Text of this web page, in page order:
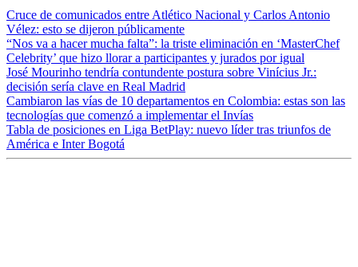
Cruce de comunicados entre Atlético Nacional y Carlos Antonio
Vélez: esto se dijeron públicamente
“Nos va a hacer mucha falta”: la triste eliminación en ‘MasterChef
Celebrity’ que hizo llorar a participantes y jurados por igual
José Mourinho tendría contundente postura sobre Vinícius Jr.:
decisión sería clave en Real Madrid
Cambiaron las vías de 10 departamentos en Colombia: estas son las
tecnologías que comenzó a implementar el Invías
Tabla de posiciones en Liga BetPlay: nuevo líder tras triunfos de
América e Inter Bogotá